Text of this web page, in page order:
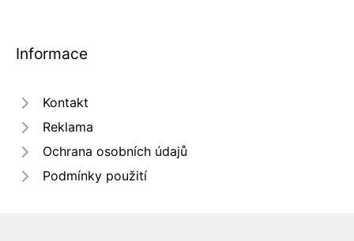
Informace
Kontakt
Reklama
Ochrana osobních údajů
Podmínky použití